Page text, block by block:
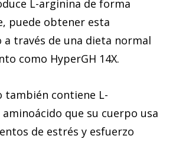
L-arginina de forma
puede obtener esta
a través de una dieta normal
como HyperGH 14X.
también contiene L-
que su cuerpo usa
de estrés y esfuerzo